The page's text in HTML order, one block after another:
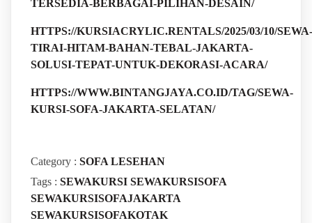
TERSEDIA-BERBAGAI-PILIHAN-DESAIN/
HTTPS://KURSIACRYLIC.RENTALS/2025/03/10/SEWA-
TIRAI-HITAM-BAHAN-TEBAL-JAKARTA-
SOLUSI-TEPAT-UNTUK-DEKORASI-ACARA/
HTTPS://WWW.BINTANGJAYA.CO.ID/TAG/SEWA-
KURSI-SOFA-JAKARTA-SELATAN/
Category : SOFA LESEHAN
Tags : SEWAKURSI SEWAKURSISOFA
SEWAKURSISOFAJAKARTA
SEWAKURSISOFAKOTAK